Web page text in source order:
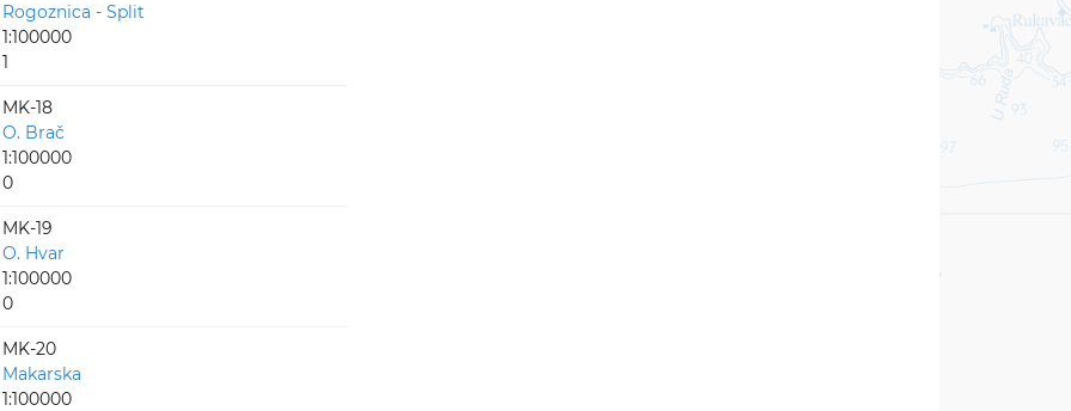
Rogoznica - Split
1:100000
1
MK-18
O. Brač
1:100000
0
MK-19
O. Hvar
1:100000
0
MK-20
Makarska
1:100000